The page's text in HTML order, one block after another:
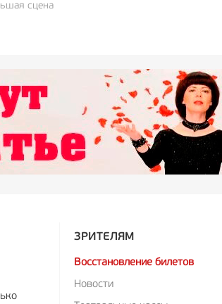
сцена
ЗРИТЕЛЯМ
Восстановление билетов
Новости